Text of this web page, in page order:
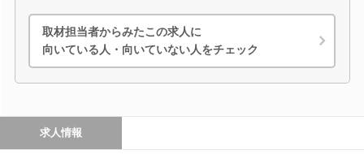
取材担当者からみたこの求人に
向いている人・向いていない人をチェック
求人情報